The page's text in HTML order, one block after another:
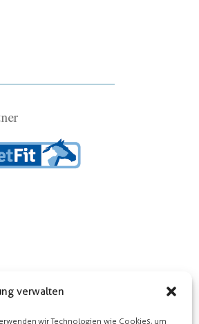
verwalten
wir Technologien wie Cookies, um